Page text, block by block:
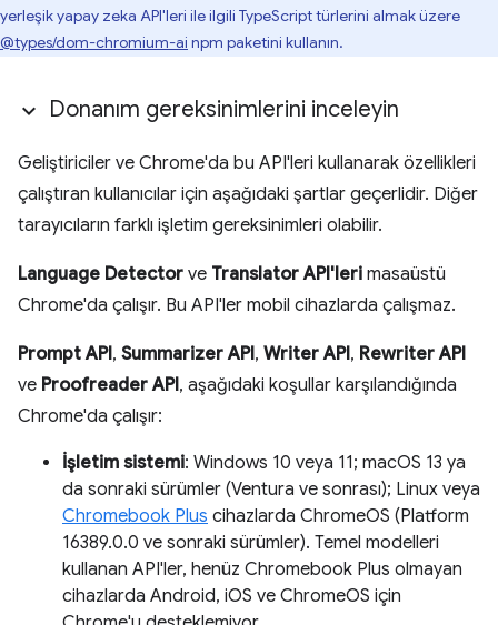
yerleşik yapay zeka API'leri ile ilgili TypeScript türlerini almak üzere
@types/dom-chromium-ai npm paketini kullanın.
Donanım gereksinimlerini inceleyin
Geliştiriciler ve Chrome'da bu API'leri kullanarak özellikleri
çalıştıran kullanıcılar için aşağıdaki şartlar geçerlidir. Diğer
tarayıcıların farklı işletim gereksinimleri olabilir.
Language Detector ve Translator API'leri masaüstü
Chrome'da çalışır. Bu API'ler mobil cihazlarda çalışmaz.
Prompt API, Summarizer API, Writer API, Rewriter API
ve Proofreader API, aşağıdaki koşullar karşılandığında
Chrome'da çalışır:
İşletim sistemi: Windows 10 veya 11; macOS 13 ya
da sonraki sürümler (Ventura ve sonrası); Linux veya
Chromebook Plus cihazlarda ChromeOS (Platform
16389.0.0 ve sonraki sürümler). Temel modelleri
kullanan API'ler, henüz Chromebook Plus olmayan
cihazlarda Android, iOS ve ChromeOS için